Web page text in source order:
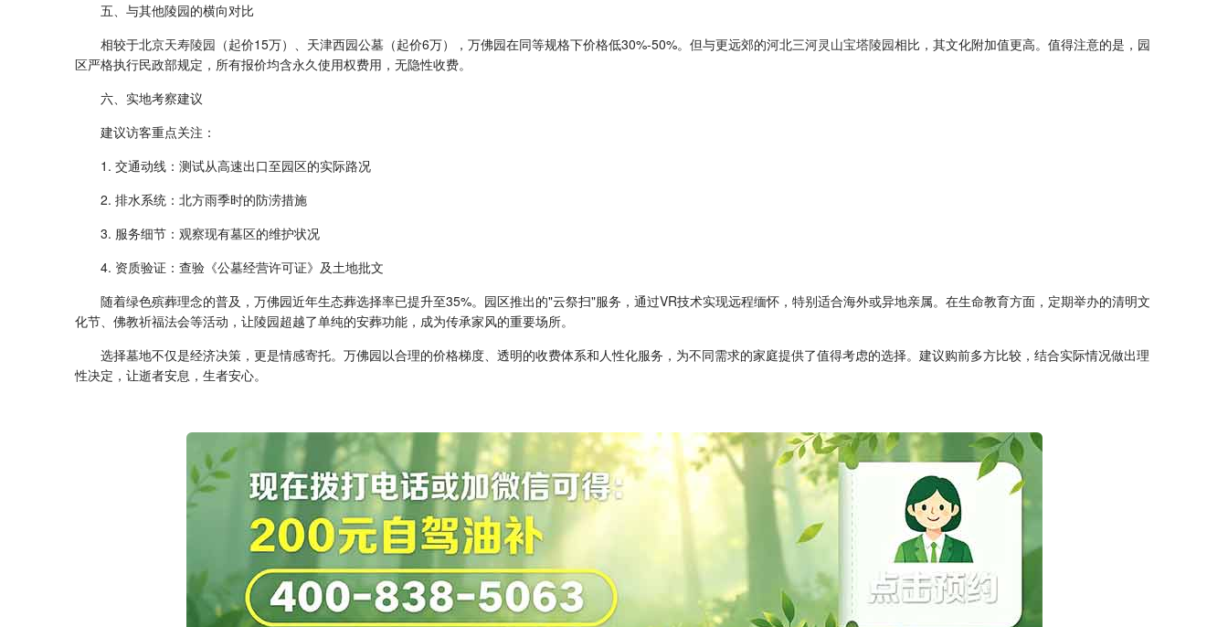
五、与其他陵园的横向对比
相较于北京天寿陵园 （起价15万）、天津西园公墓（起价6万），万佛园在同等规格下价格低30%-50%。但与更远郊的河北三河灵山宝塔陵园相比，其文化附加值更高。值得注意的是，园
区严格执行民政部规定，所有报价均含永久使用权费用，无隐性收费。
六、实地考察建议
建议访客重点关注：
1. 交通动线：测试从高速出口至园区的实际路况
2. 排水系统：北方雨季时的防涝措施
3. 服务细节：观察现有墓区的维护状况
4. 资质验证：查验《公墓经营许可证》及土地批文
随着绿色殡葬理念的普及，万佛园近年生态葬选择率已提升至35%。园区推出的"云祭扫"服务，通过VR技术实现远程缅怀，特别适合海外或异地亲属。在生命教育方面，定期举办的清明文
化节、佛教祈福法会等活动，让陵园超越了单纯的安葬功能，成为传承家风的重要场所。
选择墓地不仅是经济决策，更是情感寄托。万佛园以合理的价格梯度、透明的收费体系和人性化服务，为不同需求的家庭提供了值得考虑的选择。建议购前多方比较，结合实际情况做出理
性决定，让逝者安息，生者安心。